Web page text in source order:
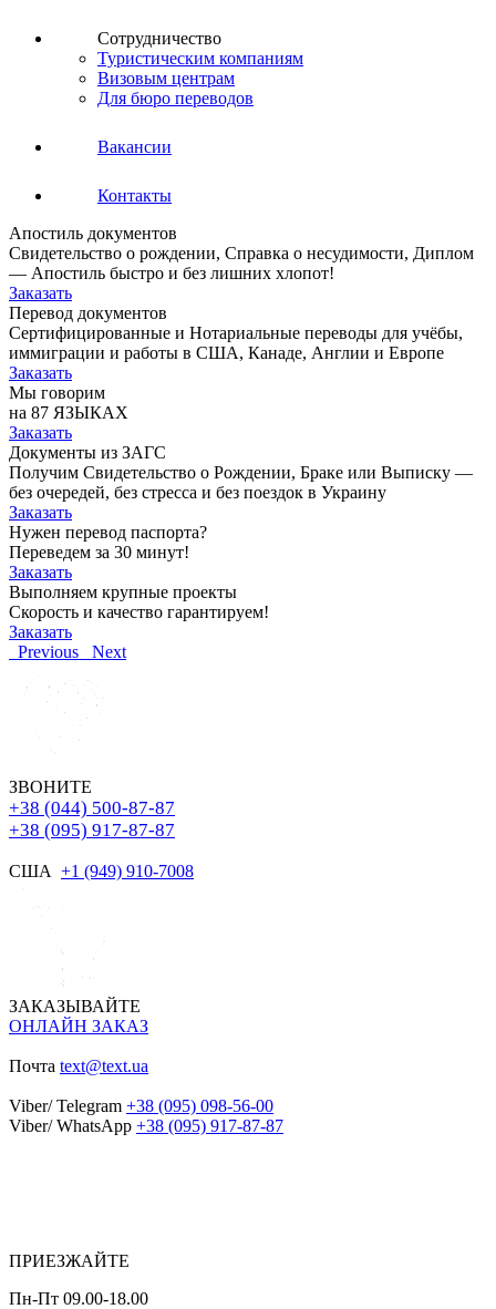
Сотрудничество
Туристическим компаниям
Визовым центрам
Для бюро переводов
Вакансии
Контакты
Апостиль документов
Свидетельство о рождении, Справка о несудимости, Диплом
— Апостиль быстро и без лишних хлопот!
Заказать
Перевод документов
Сертифицированные и Нотариальные переводы для учёбы,
иммиграции и работы в США, Канаде, Англии и Европе
Заказать
Мы говорим
на 87 ЯЗЫКАХ
Заказать
Документы из ЗАГС
Получим Свидетельство о Рождении, Браке или Выписку —
без очередей, без стресса и без поездок в Украину
Заказать
Нужен перевод паспорта?
Переведем за 30 минут!
Заказать
Выполняем крупные проекты
Скорость и качество гарантируем!
Заказать
Previous
Next
ЗВОНИТЕ
+38 (044) 500-87-87
+38 (095) 917-87-87
США +1 (949) 910-7008
ЗАКАЗЫВАЙТЕ
ОНЛАЙН ЗАКАЗ
Почта text@text.ua
Viber/ Telegram +38 (095) 098-56-00
Viber/ WhatsApp +38 (095) 917-87-87
ПРИЕЗЖАЙТЕ
Пн-Пт 09.00-18.00